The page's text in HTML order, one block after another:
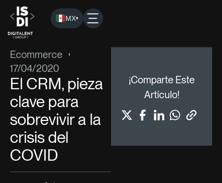
MX▾
ISDI›Blog
Ecommerce
17/04/2020
El CRM, pieza
clave para
sobrevivir a la
crisis del
COVID
¡Comparte Este
Artículo!